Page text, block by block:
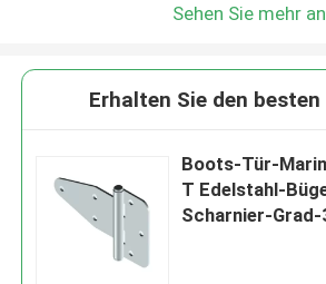
Sehen Sie mehr an
Erhalten Sie den
Boots-Tür-
T Edelstahl-
Scharnier-